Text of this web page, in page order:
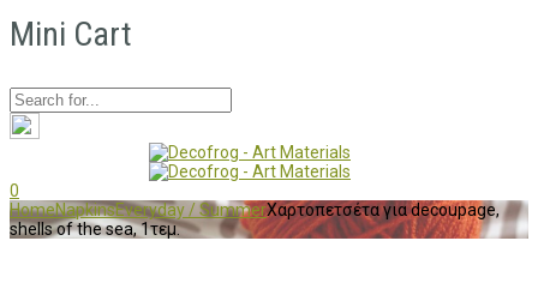
Mini Cart
0
HomeNapkinsEveryday / SummerΧαρτοπετσέτα για decoupage,
shells of the sea, 1τεμ.